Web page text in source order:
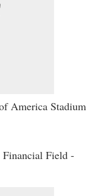
America Stadium
Field -